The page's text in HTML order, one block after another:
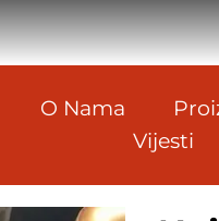
O Nama
Vijesti